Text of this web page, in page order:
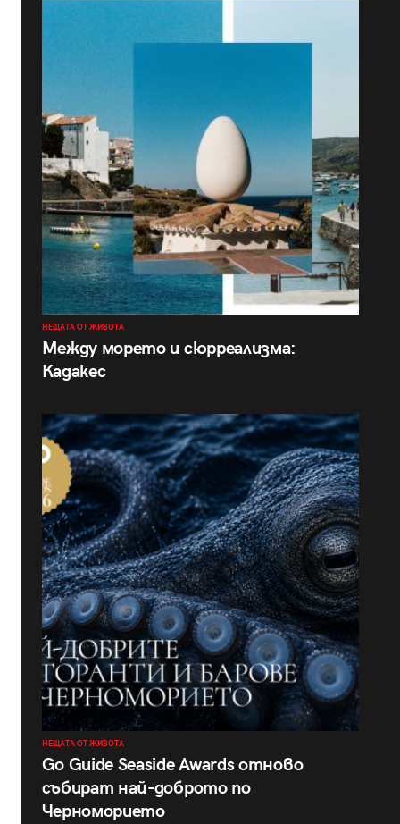
НЕЩАТА ОТ ЖИВОТА
Между морето и сюрреализма:
Кадакес
НЕЩАТА ОТ ЖИВОТА
Go Guide Seaside Awards отново
събират най-доброто по
Черноморието